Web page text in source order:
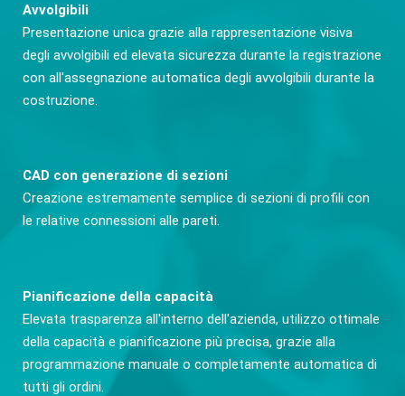
Avvolgibili
Presentazione unica grazie alla rappresentazione visiva
degli avvolgibili ed elevata sicurezza durante la registrazione
con all'assegnazione automatica degli avvolgibili durante la
costruzione.
CAD con generazione di sezioni
Creazione estremamente semplice di sezioni di profili con
le relative connessioni alle pareti.
Pianificazione della capacità
Elevata trasparenza all'interno dell'azienda, utilizzo ottimale
della capacità e pianificazione più precisa, grazie alla
programmazione manuale o completamente automatica di
tutti gli ordini.